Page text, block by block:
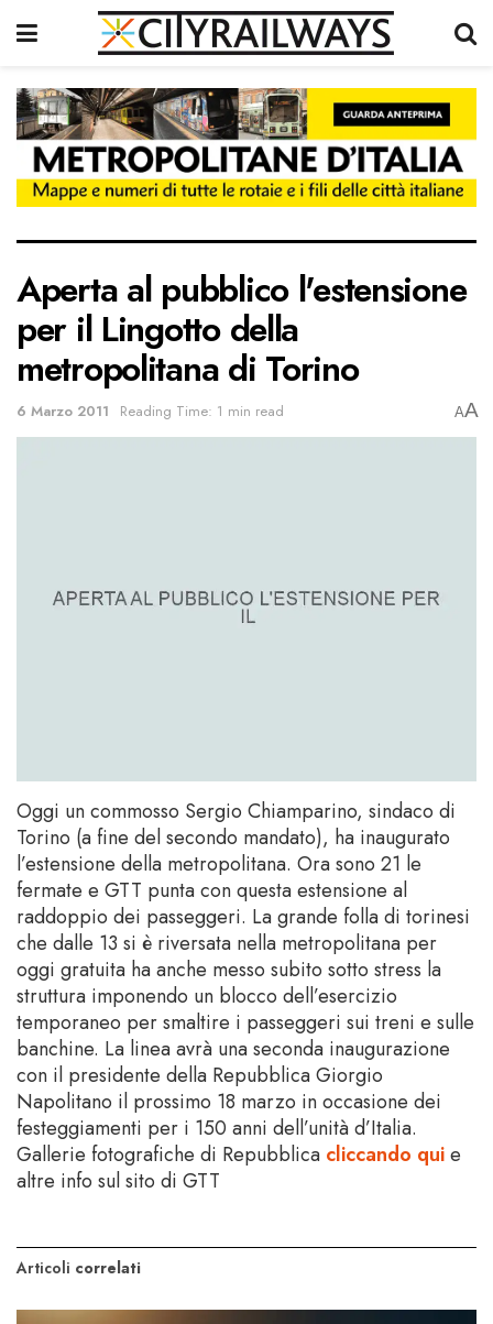
Aperta al pubblico l'estensione
per il Lingotto della
metropolitana di Torino
6 Marzo 2011 Reading Time: 1 min read AA
Oggi un commosso Sergio Chiamparino, sindaco di
Torino (a fine del secondo mandato), ha inaugurato
l’estensione della metropolitana. Ora sono 21 le
fermate e GTT punta con questa estensione al
raddoppio dei passeggeri. La grande folla di torinesi
che dalle 13 si è riversata nella metropolitana per
oggi gratuita ha anche messo subito sotto stress la
struttura imponendo un blocco dell’esercizio
temporaneo per smaltire i passeggeri sui treni e sulle
banchine. La linea avrà una seconda inaugurazione
con il presidente della Repubblica Giorgio
Napolitano il prossimo 18 marzo in occasione dei
festeggiamenti per i 150 anni dell’unità d’Italia.
Gallerie fotografiche di Repubblica cliccando quie
altre info sul sito di GTT
Articoli correlati